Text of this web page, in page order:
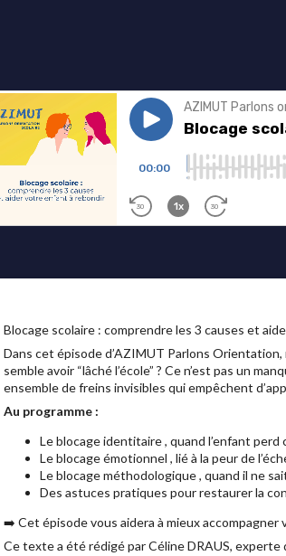
Blocage scolaire : comprendre les 3 causes et
Dans cet épisode d’AZIMUT Parlons
semble avoir “lâché l’école” ? Ce n’est pas un
ensemble de freins invisibles qui empêchent
Au programme :
Le blocage identitaire , quand l’enfant
Le blocage émotionnel , lié à la peur de
Le blocage méthodologique , quand il ne
Des astuces pratiques pour restaurer la
➡️ Cet épisode vous aidera à mieux
Ce texte a été rédigé par Céline DRAUS, experte